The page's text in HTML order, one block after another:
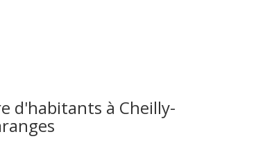
d'habitants à Cheilly-